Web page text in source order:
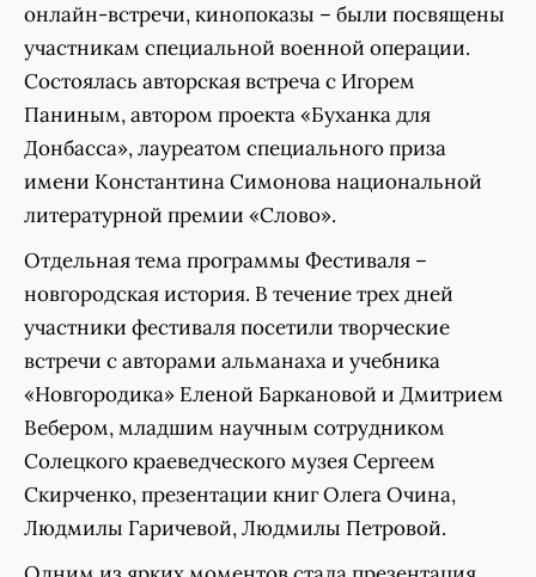
онлайн-встречи, кинопоказы – были посвящены
участникам специальной военной операции.
Состоялась авторская встреча с Игорем
Паниным, автором проекта «Буханка для
Донбасса», лауреатом специального приза
имени Константина Симонова национальной
литературной премии «Слово».
Отдельная тема программы Фестиваля –
новгородская история. В течение трех дней
участники фестиваля посетили творческие
встречи с авторами альманаха и учебника
«Новгородика» Еленой Баркановой и Дмитрием
Вебером, младшим научным сотрудником
Солецкого краеведческого музея Сергеем
Скирченко, презентации книг Олега Очина,
Людмилы Гаричевой, Людмилы Петровой.